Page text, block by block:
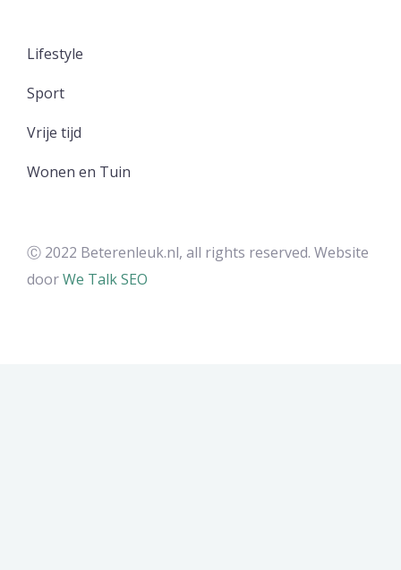
Lifestyle
Sport
Vrije tijd
Wonen en Tuin
Ⓒ 2022 Beterenleuk.nl, all rights reserved. Website
doorWe Talk SEO